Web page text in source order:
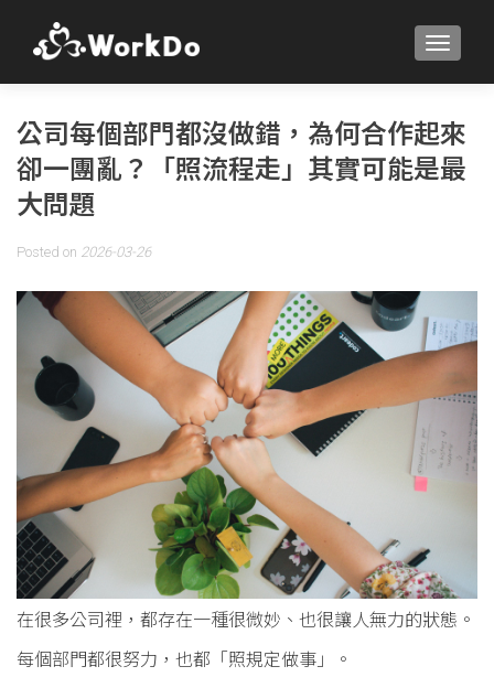
公司每個部門都沒做錯，為何合作起來
卻一團亂？「照流程走」其實可能是最
大問題
Posted on 2026-03-26
在很多公司裡，都存在一種很微妙、也很讓人無力的狀態。
每個部門都很努力，也都「照規定做事」。